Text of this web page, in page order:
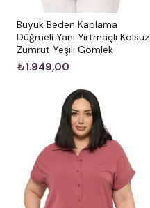
Büyük Beden Kaplama
Düğmeli Yanı Yırtmaçlı Kolsuz
Zümrüt Yeşili Gömlek
₺1.949,00